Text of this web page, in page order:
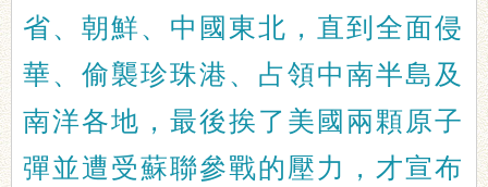
省、朝鮮、中國東北，直到全面侵
華、偷襲珍珠港、占領中南半島及
南洋各地，最後挨了美國兩顆原子
彈並遭受蘇聯參戰的壓力，才宣布